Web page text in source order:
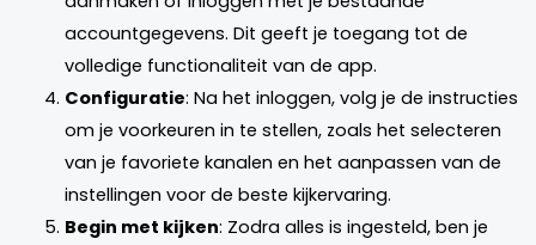
accountgegevens. Dit geeft je toegang tot de
volledige functionaliteit van de app.
Configuratie: Na het inloggen, volg je de instructies
om je voorkeuren in te stellen, zoals het selecteren
van je favoriete kanalen en het aanpassen van de
instellingen voor de beste kijkervaring.
Begin met kijken: Zodra alles is ingesteld, ben je